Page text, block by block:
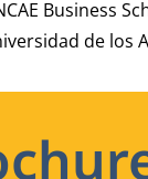
Business
de los